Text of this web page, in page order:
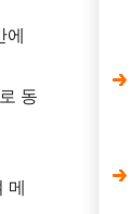
에
동
메